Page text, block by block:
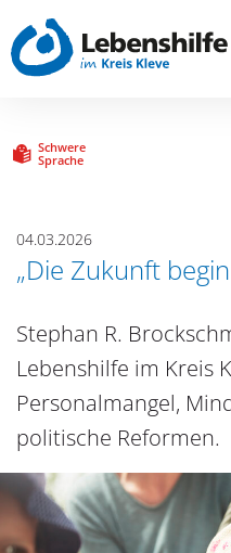
Hauptnavigation
Schwere
Sprache
04.03.2026
„Die Zukunft
Stephan R.
Lebenshilfe im Kreis
Personalmangel,
politische Reformen.